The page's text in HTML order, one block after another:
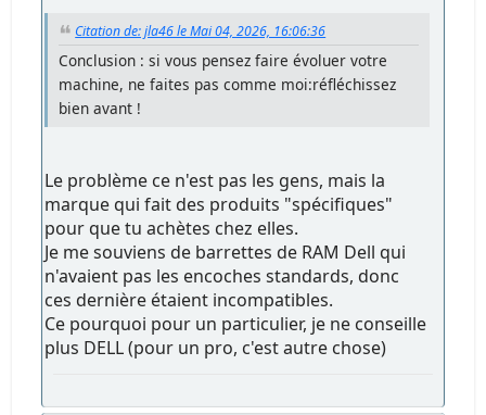
Citation de: jla46 le Mai 04, 2026, 16:06:36
Conclusion : si vous pensez faire évoluer votre
machine, ne faites pas comme moi:réfléchissez
bien avant !
Le problème ce n'est pas les gens, mais la
marque qui fait des produits "spécifiques"
pour que tu achètes chez elles.
Je me souviens de barrettes de RAM Dell qui
n'avaient pas les encoches standards, donc
ces dernière étaient incompatibles.
Ce pourquoi pour un particulier, je ne conseille
plus DELL (pour un pro, c'est autre chose)